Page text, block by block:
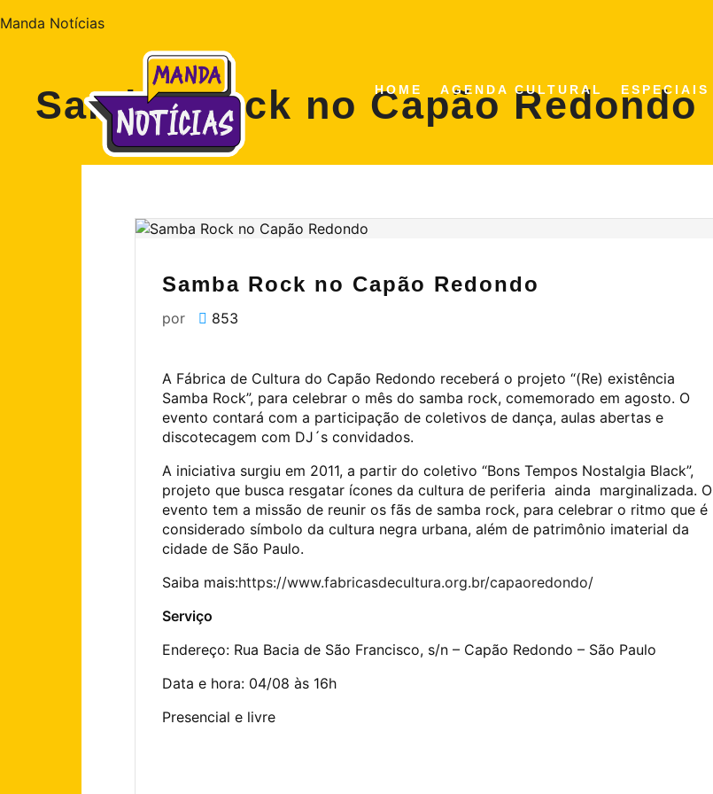
Manda Notícias
HOME AGENDA CULTURAL ESPECIAIS
Samba Rock no Capão Redondo
Samba Rock no Capão Redondo
por 853
A Fábrica de Cultura do Capão Redondo receberá o projeto “(Re) existência
Samba Rock”, para celebrar o mês do samba rock, comemorado em agosto. O
evento contará com a participação de coletivos de dança, aulas abertas e
discotecagem com DJ´s convidados.
A iniciativa surgiu em 2011, a partir do coletivo “Bons Tempos Nostalgia Black”,
projeto que busca resgatar ícones da cultura de periferia ainda marginalizada. O
evento tem a missão de reunir os fãs de samba rock, para celebrar o ritmo que é
considerado símbolo da cultura negra urbana, além de patrimônio imaterial da
cidade de São Paulo.
Saiba mais:https://www.fabricasdecultura.org.br/capaoredondo/
Serviço
Endereço: Rua Bacia de São Francisco, s/n – Capão Redondo – São Paulo
Data e hora: 04/08 às 16h
Presencial e livre